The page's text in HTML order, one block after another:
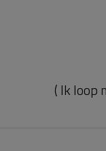
( Ik loop